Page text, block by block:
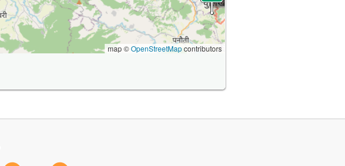
map ©OpenStreetMapcontributors